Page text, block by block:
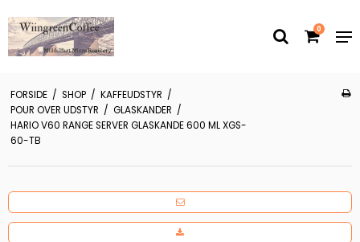
0
FORSIDE / SHOP / KAFFEUDSTYR /
POUR OVER UDSTYR / GLASKANDER /
HARIO V60 RANGE SERVER GLASKANDE 600 ML XGS-
60-TB